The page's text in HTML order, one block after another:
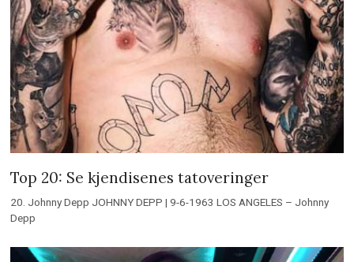
Top 20: Se kjendisenes tatoveringer
20. Johnny Depp JOHNNY DEPP | 9-6-1963 LOS ANGELES – Johnny
Depp